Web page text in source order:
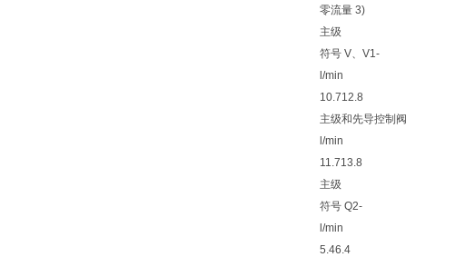
零流量 3)
主级
符号 V、V1-
l/min
10.712.8
主级和先导控制阀
l/min
11.713.8
主级
符号 Q2-
l/min
5.46.4